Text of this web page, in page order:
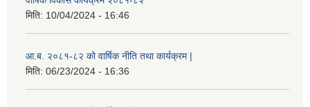
मिति: 10/04/2024 - 16:46
आ.ब. २०८१-८२ को वार्षिक नीति तथा कार्यक्रम |
मिति: 06/23/2024 - 16:36